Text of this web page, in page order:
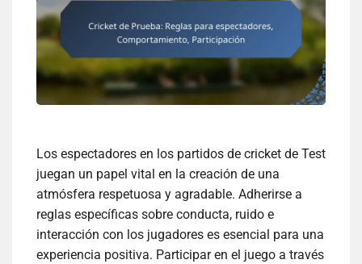
Los espectadores en los partidos de cricket de Test
juegan un papel vital en la creación de una
atmósfera respetuosa y agradable. Adherirse a
reglas específicas sobre conducta, ruido e
interacción con los jugadores es esencial para una
experiencia positiva. Participar en el juego a través